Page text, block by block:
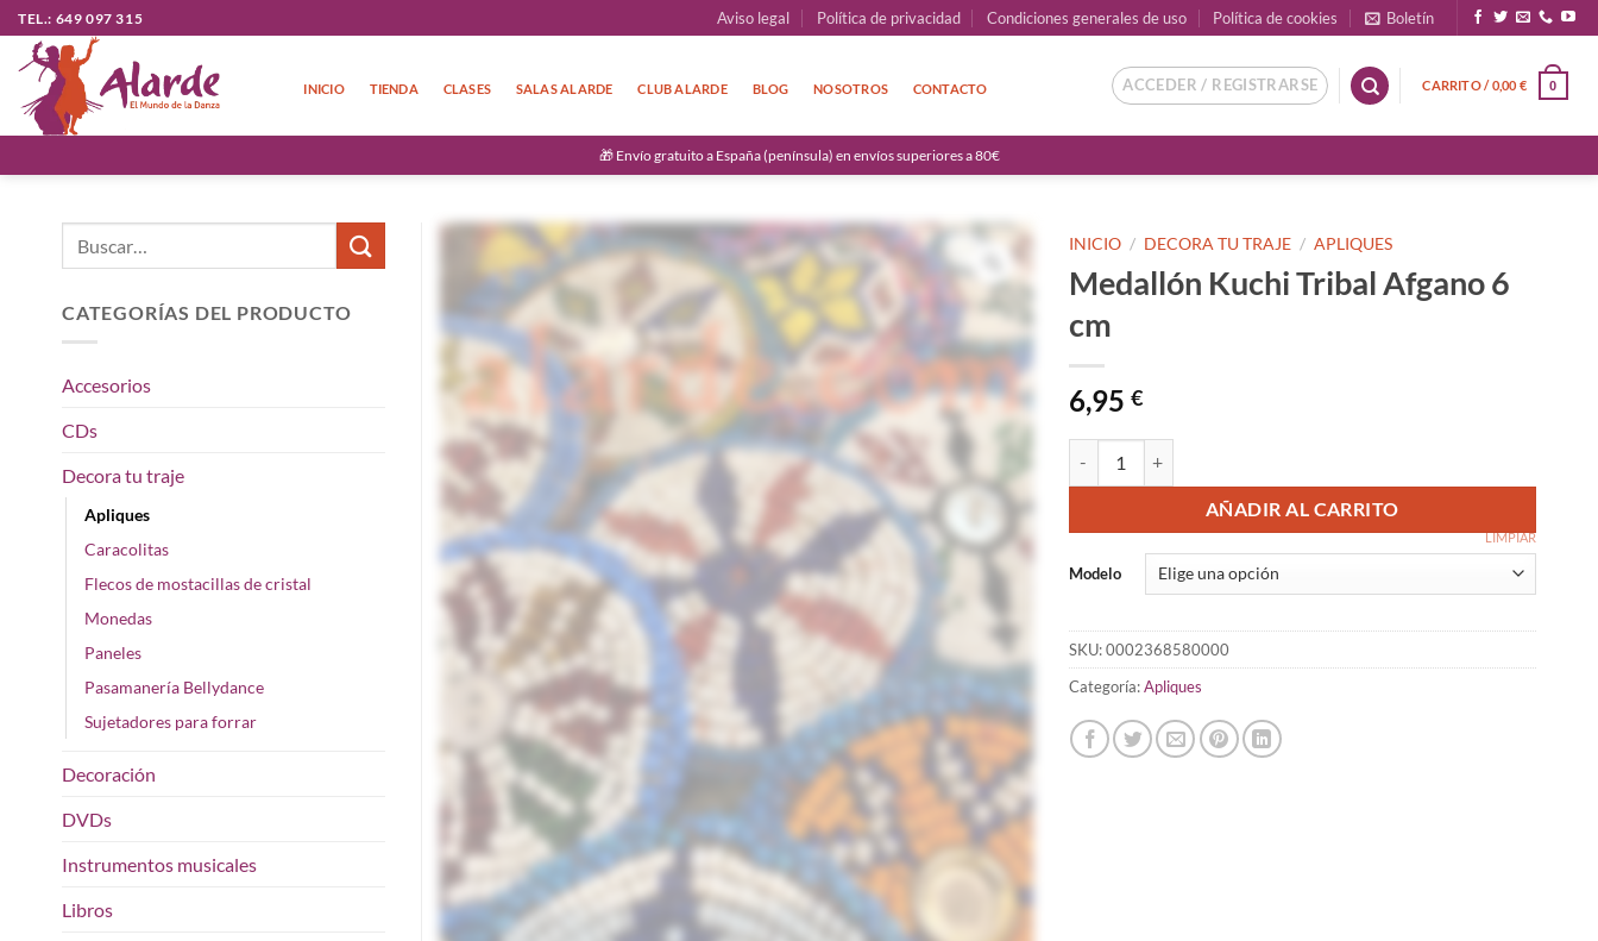
Saltar
al
contenido
TEL.: 649 097 315 Aviso legal Política de privacidad Condiciones generales de uso Política de cookies Boletín
INICIO TIENDA CLASES SALAS ALARDE CLUB ALARDE BLOG NOSOTROS CONTACTO ACCEDER / REGISTRARSE CARRITO /0,00 € 0
🎁 Envío gratuito a España (península) en envíos superiores a 80€
INICIO / DECORA TU TRAJE / APLIQUES
Medallón Kuchi Tribal Afgano 6
cm
6,95 €
AÑADIR AL CARRITO
Modelo
LIMPIAR
SKU:0002368580000
Categoría:Apliques
CATEGORÍAS DEL PRODUCTO
Accesorios
CDs
Decora tu traje
Apliques
Caracolitas
Flecos de mostacillas de cristal
Monedas
Paneles
Pasamanería Bellydance
Sujetadores para forrar
Decoración
DVDs
Instrumentos musicales
Libros